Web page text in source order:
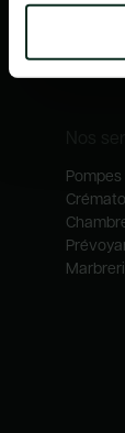
Notre
Nos